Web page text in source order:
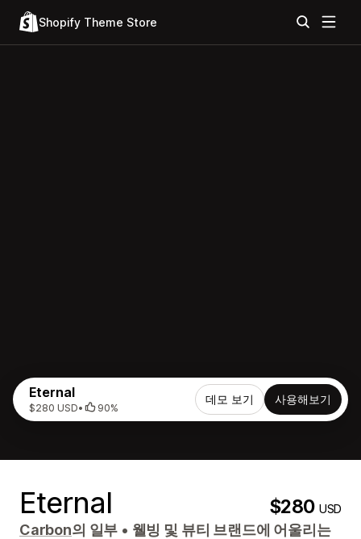
Shopify Theme Store
Eternal
$280 USD• 90%
데모 보기 사용해보기
Eternal $280USD
Carbon의 일부 • 웰빙 및 뷰티 브랜드에 어울리는